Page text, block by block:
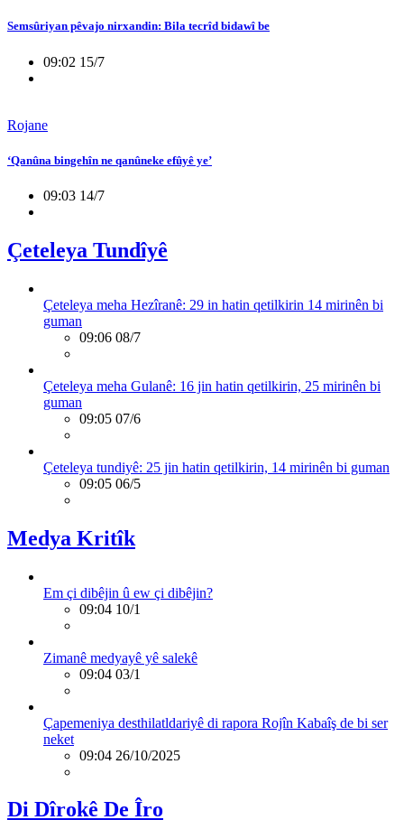
Semsûriyan pêvajo nirxandin: Bila tecrîd bidawî be
09:02 15/7
Rojane
‘Qanûna bingehîn ne qanûneke efûyê ye’
09:03 14/7
Çeteleya Tundîyê
Çeteleya meha Hezîranê: 29 in hatin qetilkirin 14 mirinên bi
guman
09:06 08/7
Çeteleya meha Gulanê: 16 jin hatin qetilkirin, 25 mirinên bi
guman
09:05 07/6
Çeteleya tundiyê: 25 jin hatin qetilkirin, 14 mirinên bi guman
09:05 06/5
Medya Kritîk
Em çi dibêjin û ew çi dibêjin?
09:04 10/1
Zimanê medyayê yê salekê
09:04 03/1
Çapemeniya desthilatldariyê di rapora Rojîn Kabaîş de bi ser
neket
09:04 26/10/2025
Di Dîrokê De Îro